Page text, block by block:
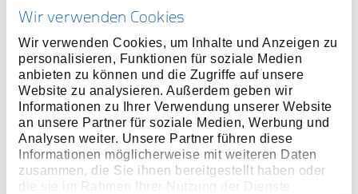
Wir verwenden Cookies
Wir verwenden Cookies, um Inhalte und Anzeigen zu
personalisieren, Funktionen für soziale Medien
anbieten zu können und die Zugriffe auf unsere
Website zu analysieren. Außerdem geben wir
Informationen zu Ihrer Verwendung unserer Website
an unsere Partner für soziale Medien, Werbung und
Analysen weiter. Unsere Partner führen diese
Informationen möglicherweise mit weiteren Daten
zusammen, die Sie ihnen bereitgestellt haben oder
die sie im Rahmen Ihrer Nutzung der Dienste
HÄNDLER FINDEN
Produktlinie EAN 4010886635162
Produktbeschreibung
Ausführung nach DIN ISO 2936
Chrom-Vanadium-Stahl 61CrSiV5, verzinkt